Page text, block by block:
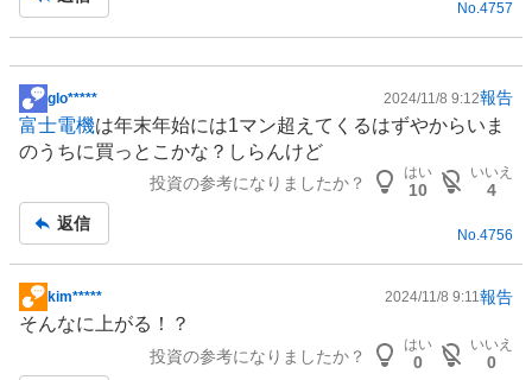
事
No. 4757
掲
示
板
glo***** 2024/11/8 9:12報告
富士電機は年末年始には1マン超えてくるはずやからいま
のうちに買っとこかな？しらんけど
投資の参考になりましたか？
はい
10
いいえ
4
返信
No.4756
掲
示
kim***** 2024/11/8 9:11報告
そんなに上がる！？
投資の参考になりましたか？
はい
0
いいえ
0